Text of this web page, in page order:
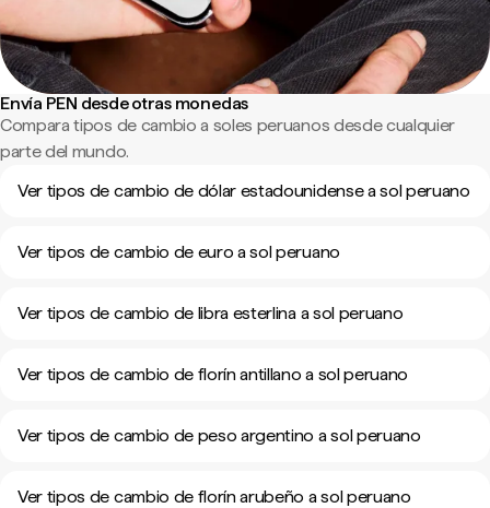
Envía PEN desde otras monedas
Compara tipos de cambio a soles peruanos desde cualquier
parte del mundo.
Ver tipos de cambio de dólar estadounidense a sol peruano
Ver tipos de cambio de euro a sol peruano
Ver tipos de cambio de libra esterlina a sol peruano
Ver tipos de cambio de florín antillano a sol peruano
Ver tipos de cambio de peso argentino a sol peruano
Ver tipos de cambio de florín arubeño a sol peruano